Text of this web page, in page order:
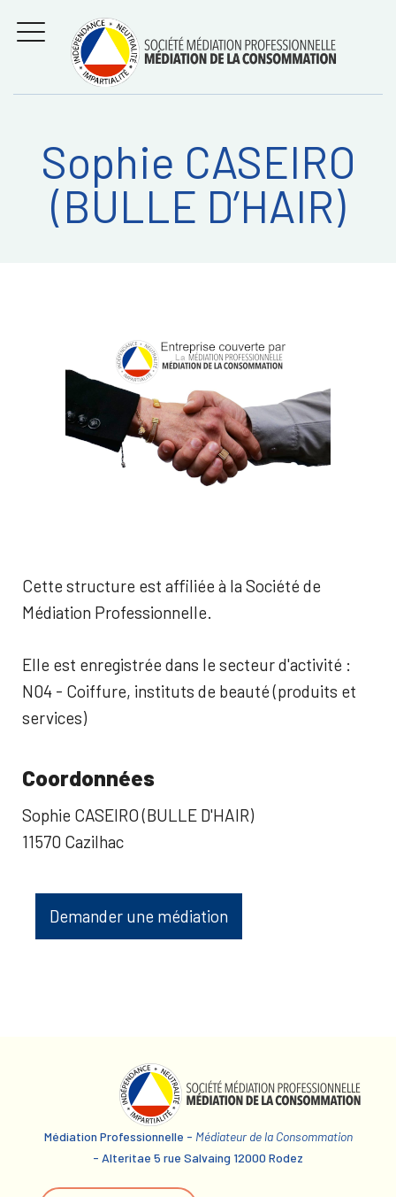
Régler les litiges
entre
consommateurs et
professionnels avec
la médiation de la
consommation
MENU
Recherche
sur:
Sophie CASEIRO
(BULLE D’HAIR)
Cette structure est affiliée à la Société de
Médiation Professionnelle.
Elle est enregistrée dans le secteur d'activité :
N04 - Coiffure, instituts de beauté (produits et
services)
Coordonnées
Sophie CASEIRO (BULLE D'HAIR)
11570 Cazilhac
Demander une médiation
Médiation Professionnelle - Médiateur de la Consommation
- Alteritae 5 rue Salvaing 12000 Rodez